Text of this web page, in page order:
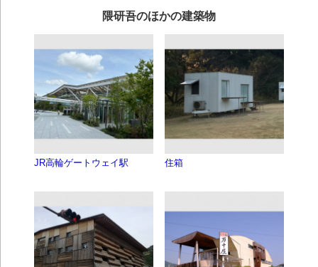
隈研吾のほかの建築物
JR高輪ゲートウェイ駅 住箱